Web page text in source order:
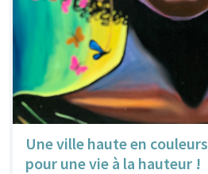
Une ville haute en couleurs
pour une vie à la hauteur !